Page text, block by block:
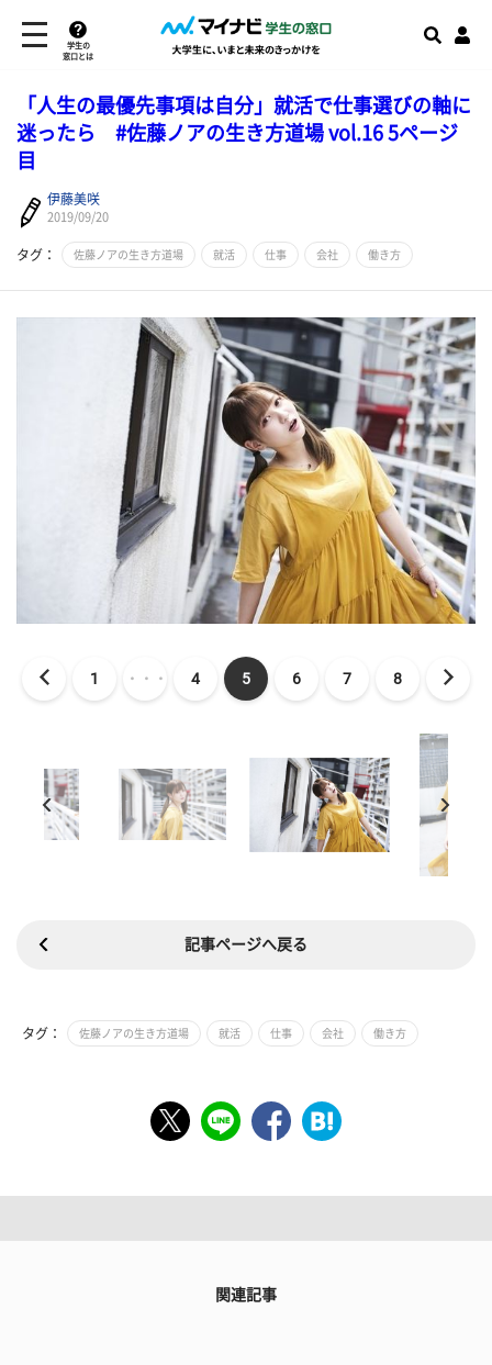
学生の
窓口とは
「人生の最優先事項は自分」就活で仕事選びの軸に
迷ったら #佐藤ノアの生き方道場 vol.16 5ページ
目
伊藤美咲
2019/09/20
タグ： 佐藤ノアの生き方道場 就活 仕事 会社 働き方
1 ・・・ 4 5 6 7 8
記事ページへ戻る
タグ： 佐藤ノアの生き方道場 就活 仕事 会社 働き方
関連記事